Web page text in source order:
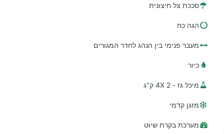
סככת צל חיצונית
הגה כח
מעבר פנימי בין הנהג לחדר המגורים
כיור
מיכל גז - 2 4X ק"ג
מזגן קדמי
מערכת בקרת שיוט